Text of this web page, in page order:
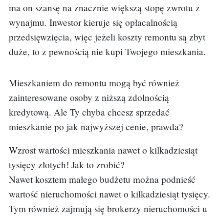
ma on szansę na znacznie większą stopę zwrotu z
wynajmu. Inwestor kieruje się opłacalnością
przedsięwzięcia, więc jeżeli koszty remontu są zbyt
duże, to z pewnością nie kupi Twojego mieszkania.
Mieszkaniem do remontu mogą być również
zainteresowane osoby z niższą zdolnością
kredytową. Ale Ty chyba chcesz sprzedać
mieszkanie po jak najwyższej cenie, prawda?
Wzrost wartości mieszkania nawet o kilkadziesiąt
tysięcy złotych! Jak to zrobić?
Nawet kosztem małego budżetu można podnieść
wartość nieruchomości nawet o kilkadziesiąt tysięcy.
Tym również zajmują się brokerzy nieruchomości u